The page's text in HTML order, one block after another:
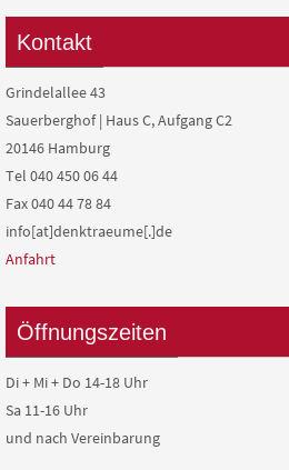
Kontakt
Grindelallee 43
Sauerberghof | Haus C, Aufgang C2
20146 Hamburg
Tel 040 450 06 44
Fax 040 44 78 84
info[at]denktraeume[.]de
Anfahrt
Öffnungszeiten
Di + Mi + Do 14-18 Uhr
Sa 11-16 Uhr
und nach Vereinbarung